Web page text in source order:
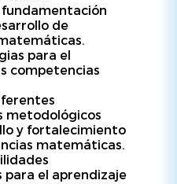
de
para el
competencias
metodológicos
y fortalecimiento
matemáticas.
el aprendizaje